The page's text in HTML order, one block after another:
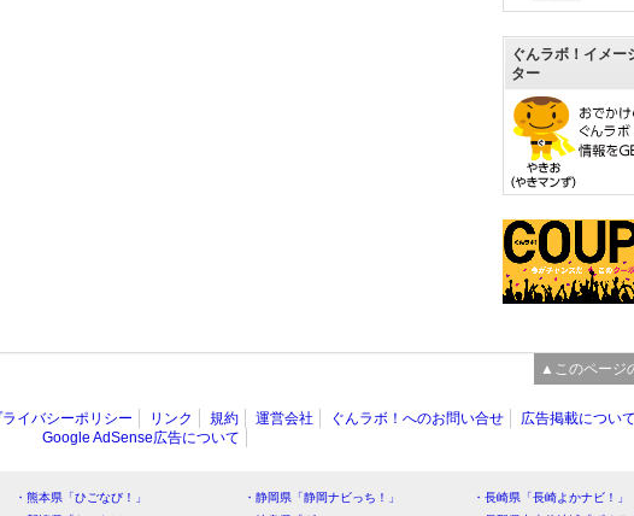
ぐんラボ！イメー
ター
▲このページ
ライバシーポリシー リンク 規約 運営会社 ぐんラボ！へのお問い合せ
広告掲載について
Google AdSense広告について
・熊本県「ひごなび！」 ・静岡県「静岡ナビっち！」
・長崎県「長崎よかナビ！」